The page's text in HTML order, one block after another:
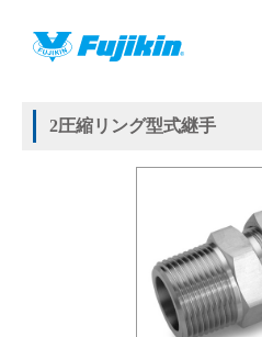
製品情報
製品カタログダウンロード
HOME 製品情報
2圧縮リング型式継手